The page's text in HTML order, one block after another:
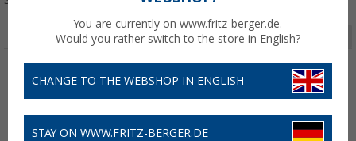
Seite 1 von 2
% %
You are currently on www.fritz-berger.de.
Would you rather switch to the store in English?
CHANGE TO THE WEBSHOP IN ENGLISH
STAY ON WWW.FRITZ-BERGER.DE